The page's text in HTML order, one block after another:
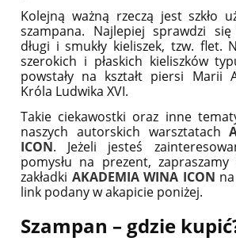
Kolejną ważną rzeczą jest szkło
szampana. Najlepiej sprawdzi
długi i smukły kieliszek, tzw. flet.
szerokich i płaskich kieliszków
powstały na kształt piersi Marii
Króla Ludwika XVI.
Takie ciekawostki oraz inne
naszych autorskich warsztatach
ICON. Jeżeli jesteś
pomysłu na prezent,
zakładki AKADEMIA WINA ICON
link podany w akapicie poniżej.
Szampan – gdzie